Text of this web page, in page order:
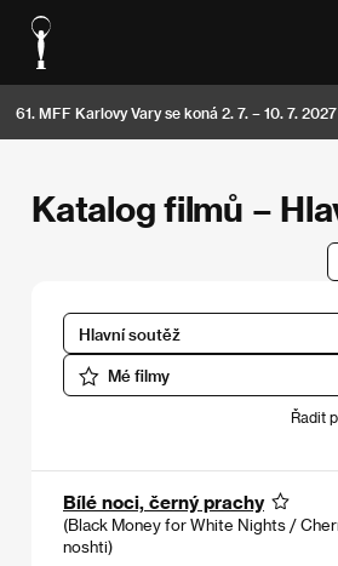
61. MFF Karlovy Vary se koná 2. 7. – 10. 7. 2027
Katalog filmů –
Hlavní soutěž
Mé filmy
Řadit
Bílé noci, černý prachy
(Black Money for White Nights /
noshti)